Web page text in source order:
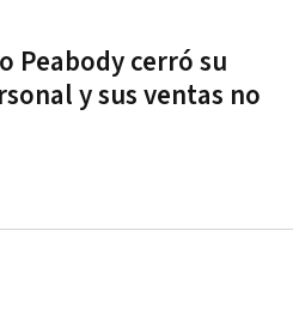
Peabody cerró su
y sus ventas no